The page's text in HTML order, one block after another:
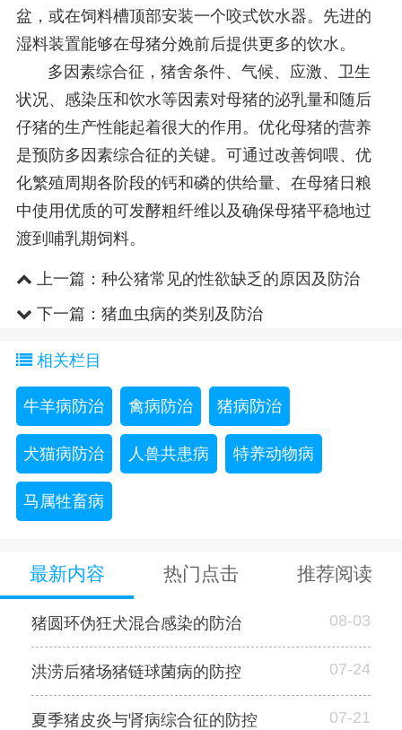
盆，或在饲料槽顶部安装一个咬式饮水器。先进的
湿料装置能够在母猪分娩前后提供更多的饮水。
多因素综合征，猪舍条件、气候、应激、卫生
状况、感染压和饮水等因素对母猪的泌乳量和随后
仔猪的生产性能起着很大的作用。优化母猪的营养
是预防多因素综合征的关键。可通过改善饲喂、优
化繁殖周期各阶段的钙和磷的供给量、在母猪日粮
中使用优质的可发酵粗纤维以及确保母猪平稳地过
渡到哺乳期饲料。
上一篇： 种公猪常见的性欲缺乏的原因及防治
下一篇： 猪血虫病的类别及防治
相关栏目
牛羊病防治 禽病防治 猪病防治
犬猫病防治 人兽共患病 特养动物病
马属牲畜病
最新内容 热门点击 推荐阅读
猪圆环伪狂犬混合感染的防治 08-03
洪涝后猪场猪链球菌病的防控 07-24
夏季猪皮炎与肾病综合征的防控 07-21